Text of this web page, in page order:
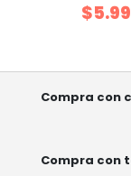
$5.99
Compra con
Compra con